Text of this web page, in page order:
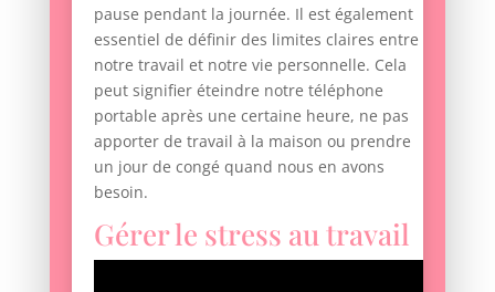
pause pendant la journée. Il est également
essentiel de définir des limites claires entre
notre travail et notre vie personnelle. Cela
peut signifier éteindre notre téléphone
portable après une certaine heure, ne pas
apporter de travail à la maison ou prendre
un jour de congé quand nous en avons
besoin.
Gérer le stress au travail